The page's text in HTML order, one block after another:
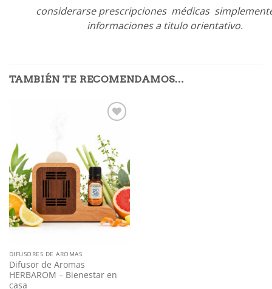
considerarse prescripciones médicas
informaciones a titulo orientativo.
TAMBIÉN TE RECOMENDAMOS…
a mi
lista
DIFUSORES DE AROMAS
Difusor de Aromas
HERBAROM – Bienestar en
casa